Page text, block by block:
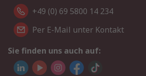
+49 (0) 69 5800 14 234
Per E-Mail unter Kontakt
Sie finden uns auch auf: